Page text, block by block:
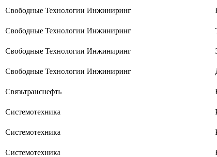
Свободные Технологии Инжиниринг
Свободные Технологии Инжиниринг
Свободные Технологии Инжиниринг
Свободные Технологии Инжиниринг
Связьтранснефть
Системотехника
Системотехника
Системотехника